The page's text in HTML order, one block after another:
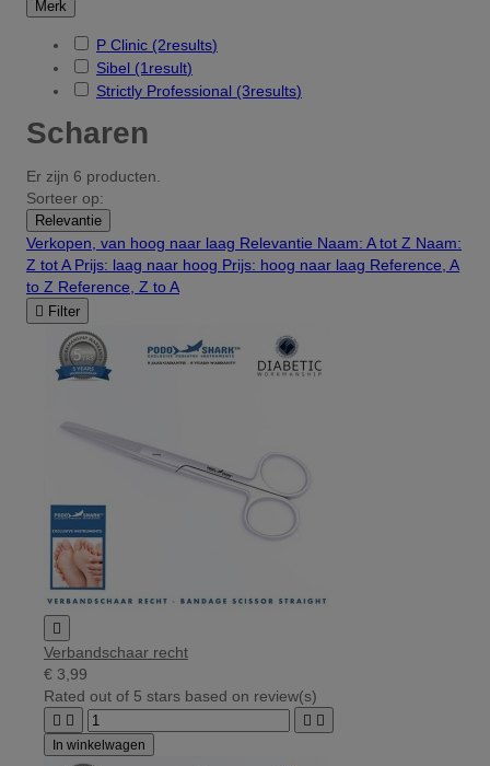
Merk
P Clinic (2results)
Sibel (1 result)
Strictly Professional (3results)
Scharen
Er zijn 6 producten.
Sorteer op:
Relevantie
Verkopen, van hoog naar laag Relevantie Naam: A tot Z Naam:
Z tot A Prijs: laag naar hoog Prijs: hoog naar laag Reference, A
to Z Reference, Z to A
 Filter

Verbandschaar recht
€ 3,99
Rated out of 5 stars based on review(s)
   
In winkelwagen